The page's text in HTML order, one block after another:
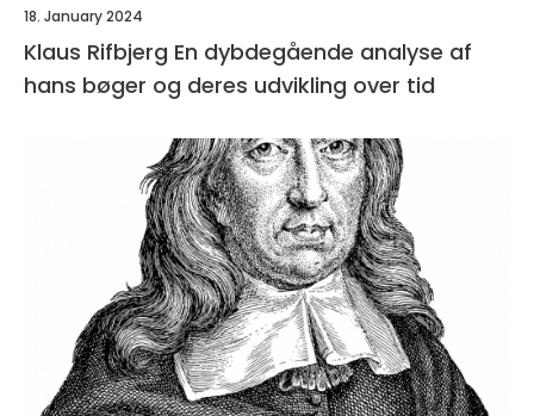
18. January 2024
Klaus Rifbjerg En dybdegående analyse af
hans bøger og deres udvikling over tid